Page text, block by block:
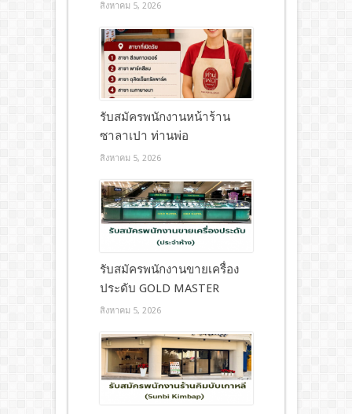
สิงหาคม 5, 2026
รับสมัครพนักงานหน้าร้าน
ซาลาเปา ท่านพ่อ
สิงหาคม 5, 2026
รับสมัครพนักงานขายเครื่อง
ประดับ GOLD MASTER
สิงหาคม 5, 2026